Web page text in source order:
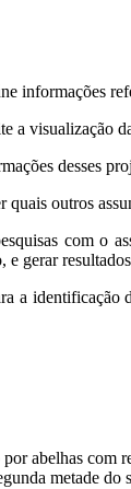
informações
a visualização
desses
outros
com o
gerar
a
abelhas com
metade